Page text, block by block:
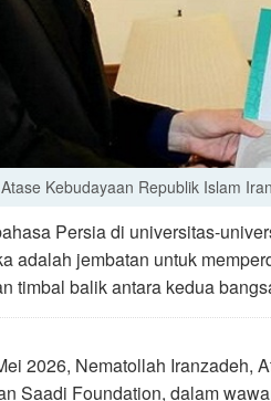
Kebudayaan Republik Islam
Persia di universitas-
adalah jembatan untuk
timbal balik antara kedua
2026, Nematollah Iranzadeh,
Saadi Foundation, dalam